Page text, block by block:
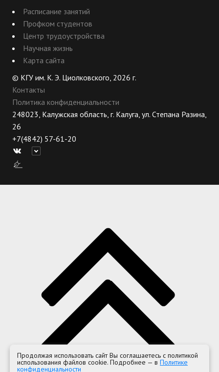
Расписание занятий
Профком студентов
Центр трудоустройства
Научная жизнь
Карта сайта
© КГУ им. К. Э. Циолковского, 2026 г.
Контакты
Политика конфиденциальности
248023, Калужская область, г. Калуга, ул. Степана Разина,
26
+7(4842) 57-61-20
Продолжая использовать сайт Вы соглашаетесь с политикой
использования файлов cookie. Подробнее — в Политике
конфиденциальности